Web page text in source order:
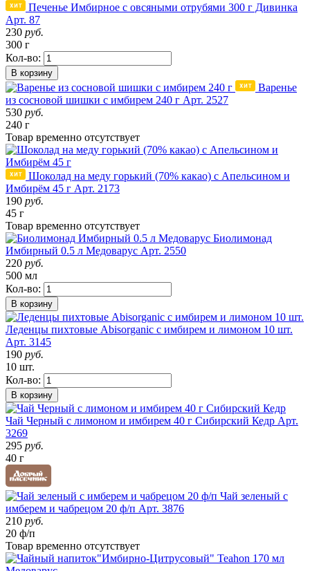
Печенье Имбирное с овсяными отрубями 300 г Дивинка
Арт. 87
230 руб.
300 г
Кол-во:
В корзину
Варенье
из сосновой шишки с имбирем 240 г Арт. 2527
530 руб.
240 г
Товар временно отсутствует
Шоколад на меду горький (70% какао) с Апельсином и
Имбирём 45 г Арт. 2173
190 руб.
45 г
Товар временно отсутствует
Биолимонад
Имбирный 0.5 л Медоварус Арт. 2550
220 руб.
500 мл
Кол-во:
В корзину
Леденцы пихтовые Abisorganic с имбирем и лимоном 10 шт.
Арт. 3145
190 руб.
10 шт.
Кол-во:
В корзину
Чай Черный с лимоном и имбирем 40 г Сибирский Кедр Арт.
3269
295 руб.
40 г
Чай зеленый с
имберем и чабрецом 20 ф/п Арт. 3876
210 руб.
20 ф/п
Товар временно отсутствует